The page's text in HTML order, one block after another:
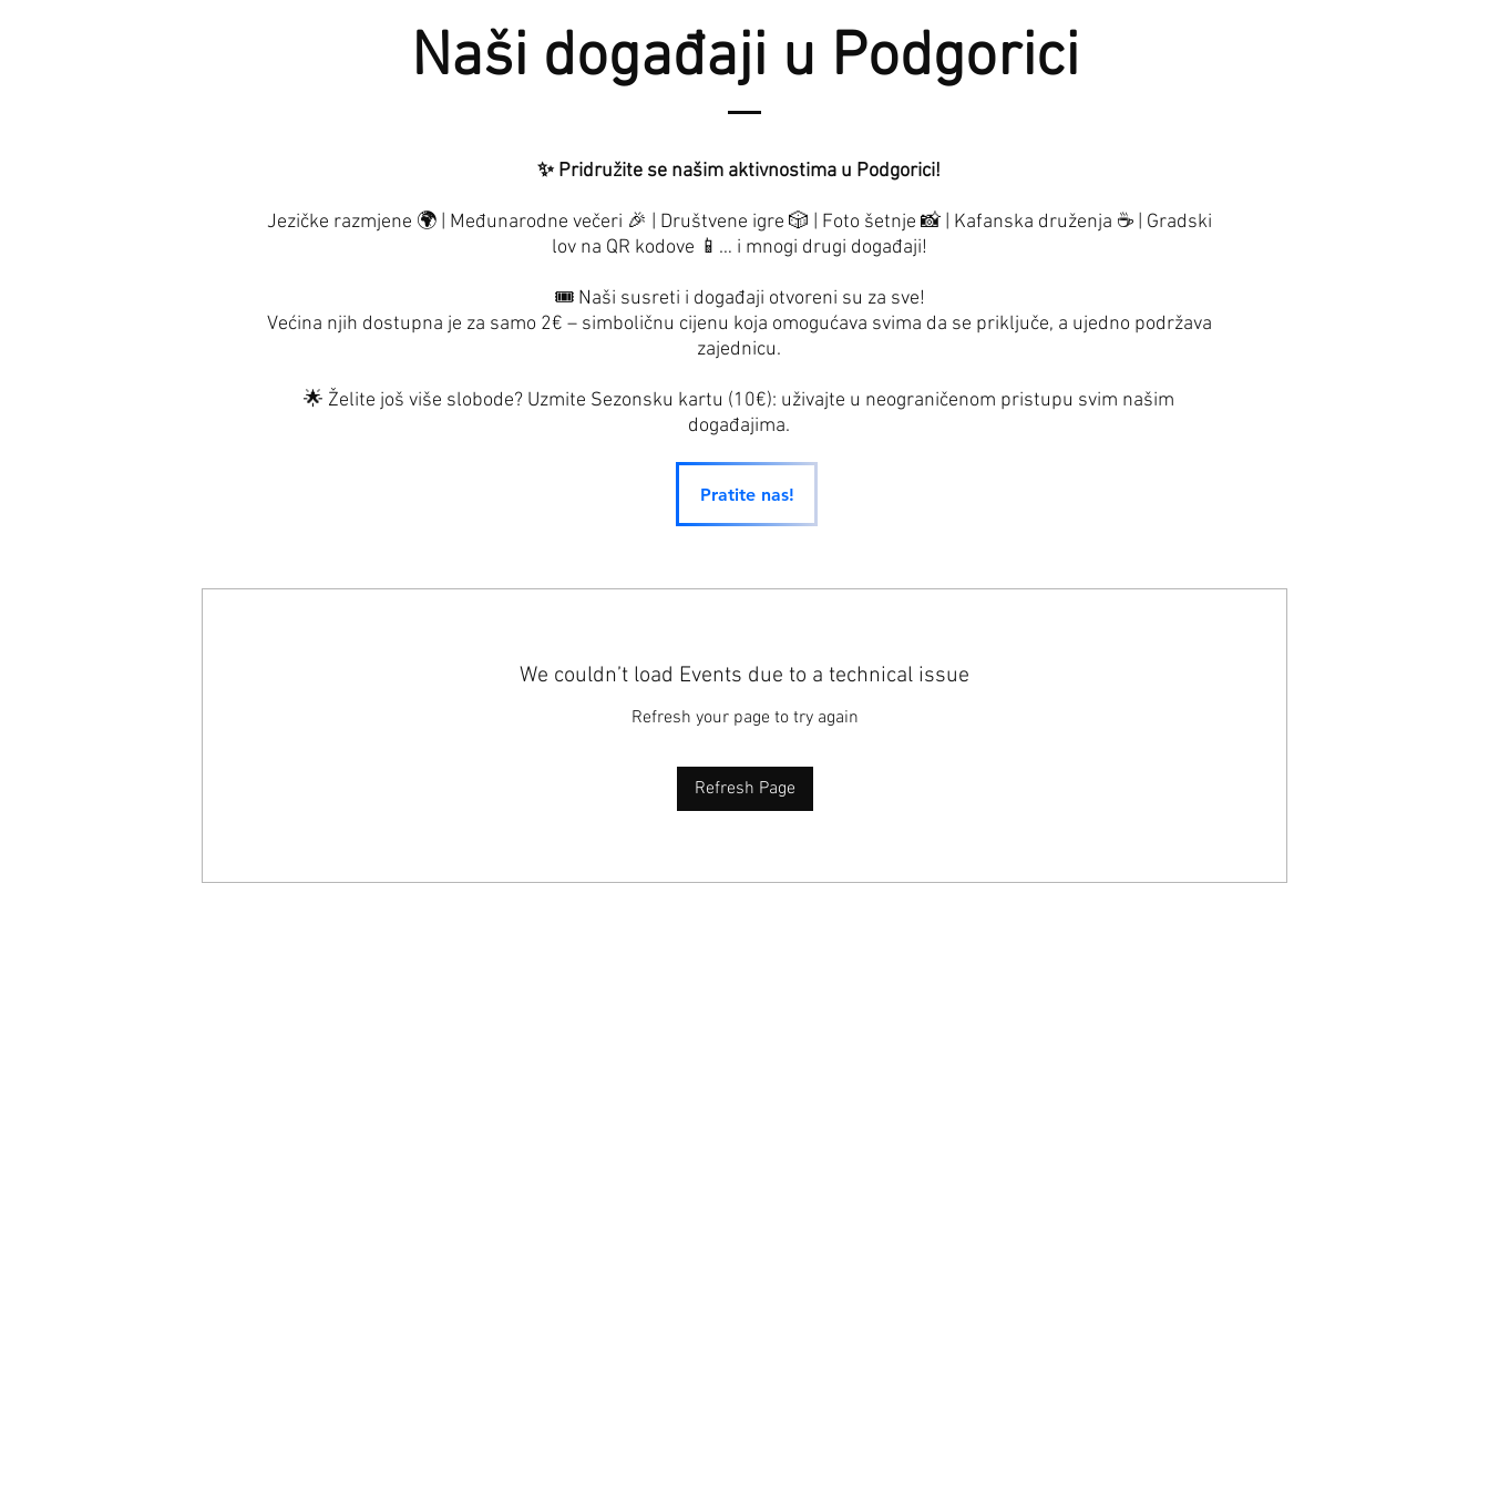
Naši događaji u Podgorici
✨ Pridružite se našim aktivnostima u Podgorici!
Jezičke razmjene 🌍 | Međunarodne večeri 🎉 | Društvene igre 🎲 | Foto šetnje 📸 | Kafanska druženja ☕ | Gradski
lov na QR kodove 📱… i mnogi drugi događaji!
🎟️ Naši susreti i događaji otvoreni su za sve!
Većina njih dostupna je za samo 2€ – simboličnu cijenu koja omogućava svima da se priključe, a ujedno podržava
zajednicu.
🌟 Želite još više slobode? Uzmite Sezonsku kartu (10€): uživajte u neograničenom pristupu svim našim
događajima.
Pratite nas!
We couldn’t load Events due to a technical issue
Refresh your page to try again
Refresh Page